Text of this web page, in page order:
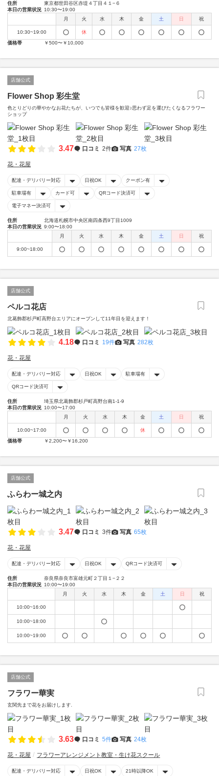
住所
東京都世田谷区赤堤４丁目４１−６
本日の営業状況 10:30〜19:00
月
火 水 木 金 土 日 祝
10:30~19:00
休
価格帯
￥500〜￥10,000
店舗公式
Flower Shop 彩生堂
色とりどりの華やかなお花たちが、いつでも皆様を歓迎♪思わず足を運びたくなるフラワー
ショップ
3.47 口コミ 2件 写真 27枚
花・花屋
配達・デリバリー対応 日祝OK クーポン有
駐車場有 カード可 QRコード決済可
電子マネー決済可
住所
北海道札幌市中央区南四条西9丁目1009
本日の営業状況 9:00〜18:00
月
火 水 木 金 土 日 祝
9:00~18:00
店舗公式
ペルコ花店
北葛飾郡杉戸町高野台エリアにオープンして11年目を迎えます！
4.18 口コミ 19件 写真 282枚
花・花屋
配達・デリバリー対応 日祝OK 駐車場有
QRコード決済可
住所
埼玉県北葛飾郡杉戸町高野台南1-1-9
本日の営業状況 10:00〜17:00
月
火 水 木 金 土 日 祝
10:00~17:00
休
価格帯
￥2,200〜￥16,200
店舗公式
ふらわー城之内
3.47 口コミ 3件 写真 65枚
花・花屋
配達・デリバリー対応 日祝OK QRコード決済可
住所
奈良県奈良市富雄元町２丁目１−２２
本日の営業状況 10:00〜19:00
月
火 水 木 金 土 日 祝
10:00~16:00
10:00~18:00
10:00~19:00
店舗公式
フラワー華実
玄関先まで花をお届けします.
3.63 口コミ 5件 写真 24枚
花・花屋 フラワーアレンジメント教室・生け花スクール
配達・デリバリー対応 日祝OK 21時以降OK